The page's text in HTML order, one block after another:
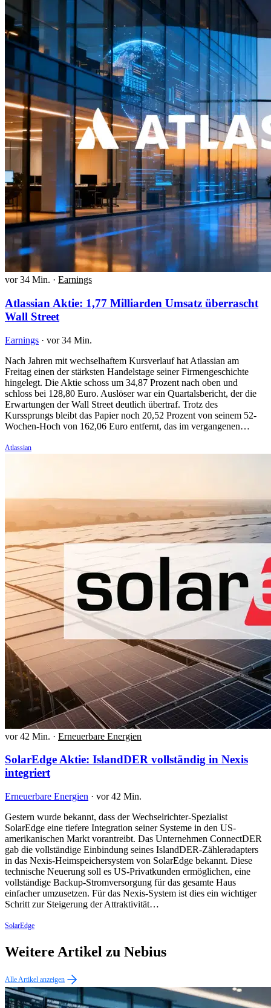
vor 34 Min. · Earnings
Atlassian Aktie: 1,77 Milliarden Umsatz überrascht
Wall Street
Earnings · vor 34 Min.
Nach Jahren mit wechselhaftem Kursverlauf hat Atlassian am
Freitag einen der stärksten Handelstage seiner Firmengeschichte
hingelegt. Die Aktie schoss um 34,87 Prozent nach oben und
schloss bei 128,80 Euro. Auslöser war ein Quartalsbericht, der die
Erwartungen der Wall Street deutlich übertraf. Trotz des
Kurssprungs bleibt das Papier noch 20,52 Prozent von seinem 52-
Wochen-Hoch von 162,06 Euro entfernt, das im vergangenen…
Atlassian
vor 42 Min. · Erneuerbare Energien
SolarEdge Aktie: IslandDER vollständig in Nexis
integriert
Erneuerbare Energien · vor 42 Min.
Gestern wurde bekannt, dass der Wechselrichter-Spezialist
SolarEdge eine tiefere Integration seiner Systeme in den US-
amerikanischen Markt vorantreibt. Das Unternehmen ConnectDER
gab die vollständige Einbindung seines IslandDER-Zähleradapters
in das Nexis-Heimspeichersystem von SolarEdge bekannt. Diese
technische Neuerung soll es US-Privatkunden ermöglichen, eine
vollständige Backup-Stromversorgung für das gesamte Haus
einfacher umzusetzen. Für das Nexis-System ist dies ein wichtiger
Schritt zur Steigerung der Attraktivität…
SolarEdge
Weitere Artikel zu Nebius
Alle Artikel anzeigen